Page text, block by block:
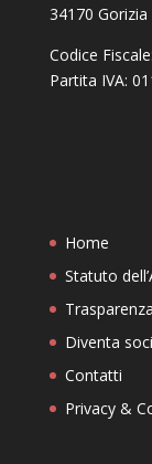
34170 Gorizia
Codice
Partita IVA:
Home
Statuto
Diventa
Contatti
Privacy &